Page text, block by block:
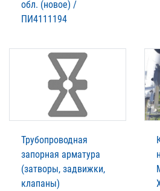
обл. (новое) /
ПИ4111194
Трубопроводная
запорная арматура
(затворы, задвижки,
клапаны)